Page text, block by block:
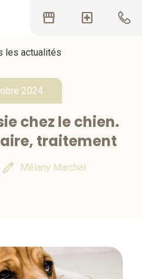
storefront local_hospital
les actualités
2024
chez le chien.
traitement
edit Mélany Marchal